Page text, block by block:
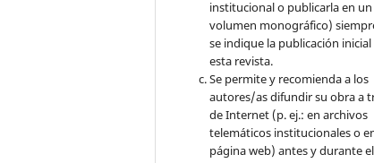
institucional o publicarla en un
volumen monográfico)
se indique la publicación inicial
esta revista.
Se permite y recomienda a los
autores/as difundir su obra a
de Internet (p. ej.: en archivos
telemáticos institucionales o
página web) antes y durante el